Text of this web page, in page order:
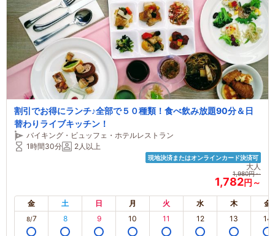
割引でお得にランチ♪全部で５０種類！食べ飲み放題90分＆日
替わりライブキッチン！
バイキング・ビュッフェ・ホテルレストラン
1時間30分
2人以上
現地決済またはオンラインカード決済可
大人
1,980円～
1,782円～
金 土 日 月 火 水 木 金
8/7 8 9 10 11 12 13 14